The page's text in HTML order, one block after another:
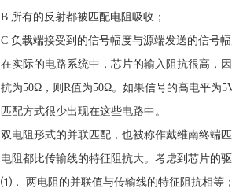
B 所有的反射都被匹配电阻吸收；
C 负载端接受到的信号幅度与源端发送的信号幅
在实际的电路系统中，芯片的输入阻抗很高，
抗为50Ω，则R值为50Ω。如果信号的高电平为
匹配方式很少出现在这些电路中。
双电阻形式的并联匹配，也被称作戴维南终端
电阻都比传输线的特征阻抗大。考虑到芯片的
⑴． 两电阻的并联值与传输线的特征阻抗相等；